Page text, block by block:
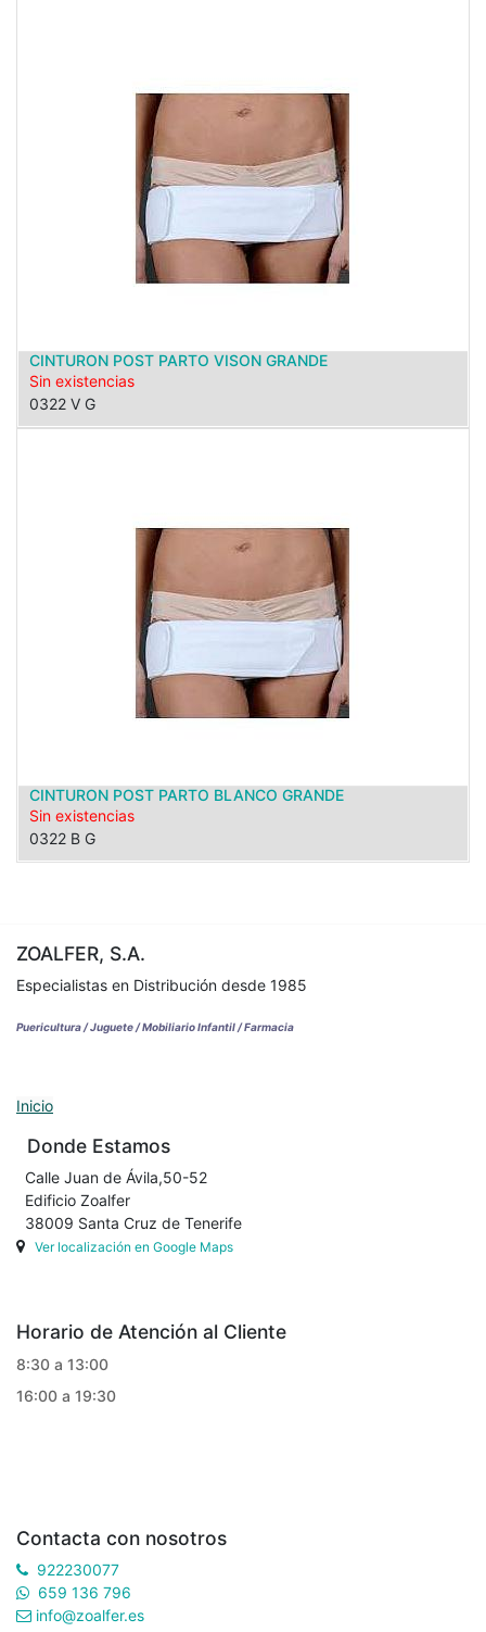
CINTURON POST PARTO VISON GRANDE
Sin existencias
0322 V G
CINTURON POST PARTO BLANCO GRANDE
Sin existencias
0322 B G
ZOALFER, S.A.
Especialistas en Distribución desde 1985
Puericultura / Juguete / Mobiliario Infantil / Farmacia
Inicio
Donde Estamos
Calle Juan de Ávila,50-52
Edificio Zoalfer
38009 Santa Cruz de Tenerife
Ver localización en Google Maps
Horario de Atención al Cliente
8:30 a 13:00
16:00 a 19:30
Contacta con nosotros
922230077
659 136 796
info@zoalfer.es